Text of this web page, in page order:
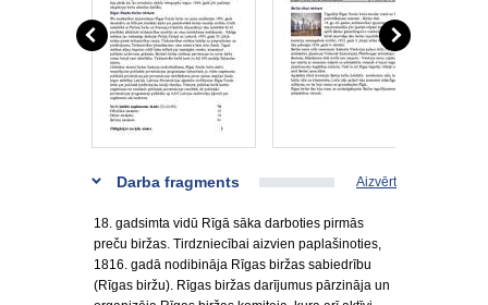
Darba fragments Aizvērt
18. gadsimta vidū Rīgā sāka darboties pirmās
preču biržas. Tirdzniecībai aizvien paplašinoties,
1816. gadā nodibināja Rīgas biržas sabiedrību
(Rīgas biržu). Rīgas biržas darījumus pārzināja un